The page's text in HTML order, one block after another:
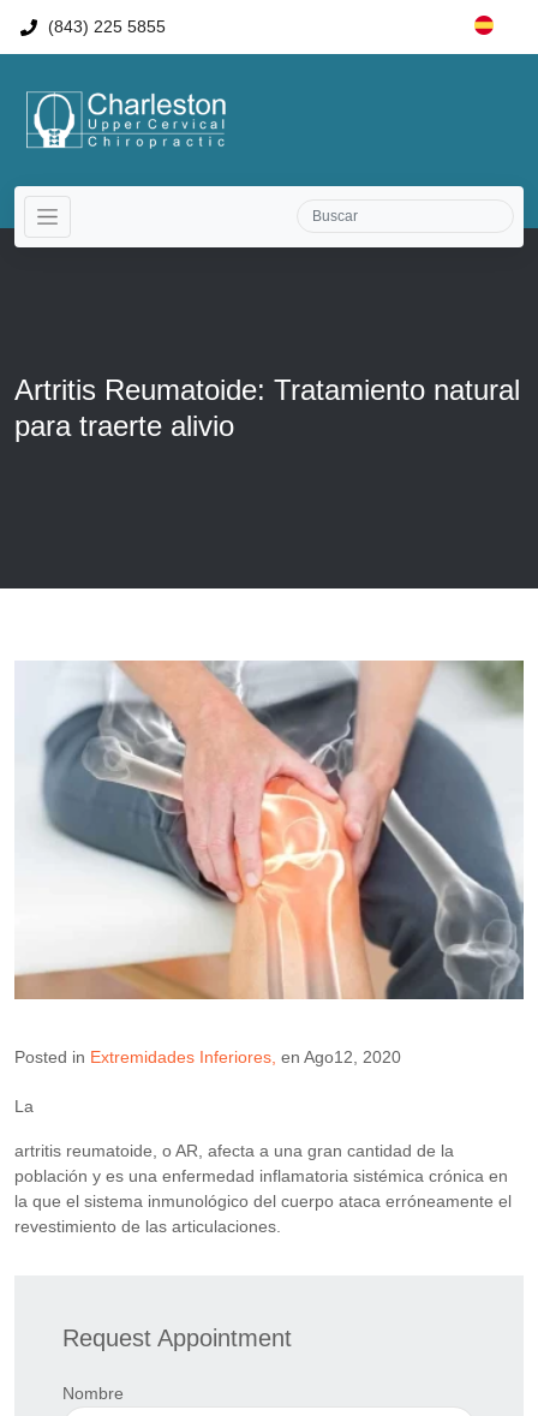
(843) 225 5855
Artritis Reumatoide: Tratamiento natural
para traerte alivio
Posted in Extremidades Inferiores en Ago12, 2020
La
artritis reumatoide, o AR, afecta a una gran cantidad de la
población y es una enfermedad inflamatoria sistémica crónica en
la que el sistema inmunológico del cuerpo ataca erróneamente el
revestimiento de las articulaciones.
Request Appointment
Nombre